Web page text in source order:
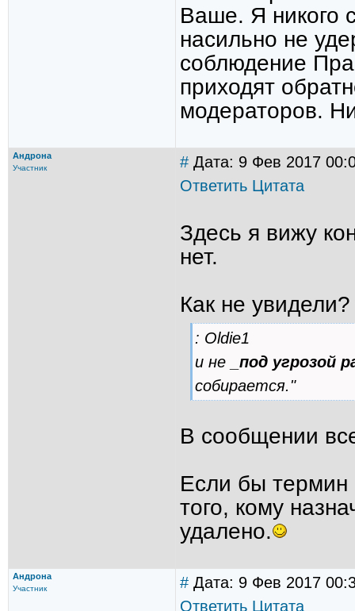
Ваше. Я никого
насильно не
соблюдение
приходят
модераторов.
Андрона
Участник # Дата: 9 Фев 2017
Ответить Цитата
Здесь я вижу
нет.
Как не
: Oldie1
и не
_под угрозой
собирается."
В сообщении
Если бы термин
того, кому
удалено.
Андрона
Участник # Дата: 9 Фев 2017
Ответить Цитата